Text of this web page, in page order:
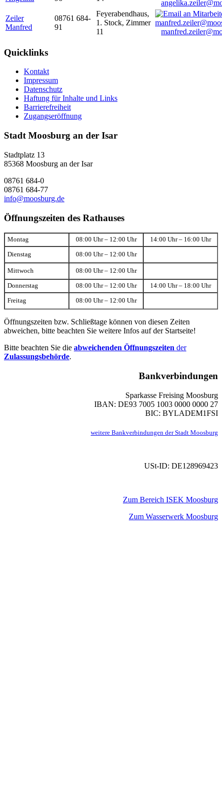
Zeiler
Manfred
08761 684-
91
Feyerabendhaus,
1. Stock, Zimmer
11
Quicklinks
Kontakt
Impressum
Datenschutz
Haftung für Inhalte und Links
Barrierefreiheit
Zugangseröffnung
Stadt Moosburg an der Isar
Stadtplatz 13
85368 Moosburg an der Isar
08761 684-0
08761 684-77
info@moosburg.de
Öffnungszeiten des Rathauses
Montag 08:00 Uhr – 12:00 Uhr 14:00 Uhr – 16:00 Uhr
Dienstag 08:00 Uhr – 12:00 Uhr
Mittwoch 08:00 Uhr – 12:00 Uhr
Donnerstag 08:00 Uhr – 12:00 Uhr 14:00 Uhr – 18:00 Uhr
Freitag 08:00 Uhr – 12:00 Uhr
Öffnungszeiten bzw. Schließtage können von diesen Zeiten
abweichen, bitte beachten Sie weitere Infos auf der Startseite!
Bitte beachten Sie die abweichenden Öffnungszeiten der
Zulassungsbehörde.
Bankverbindungen
Sparkasse Freising Moosburg
IBAN: DE93 7005 1003 0000 0000 27
BIC: BYLADEM1FSI
weitere Bankverbindungen der Stadt Moosburg
USt-ID: DE128969423
Zum Bereich ISEK Moosburg
Zum Wasserwerk Moosburg